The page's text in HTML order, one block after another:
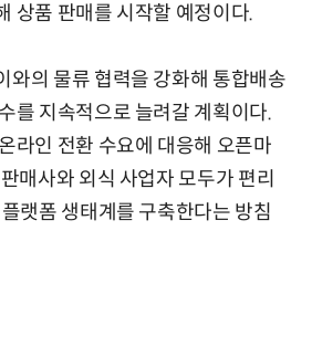
상품 판매를 시작할 예정이다.
와의 물류 협력을 강화해 통합배송
를 지속적으로 늘려갈 계획이다.
라인 전환 수요에 대응해 오픈마
매사와 외식 사업자 모두가 편리
랫폼 생태계를 구축한다는 방침